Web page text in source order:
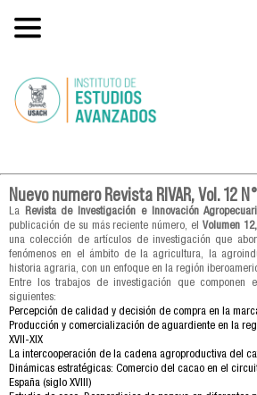
Nuevo numero Revista RIVAR, Vol. 12
La Revista de Investigación e Innovación
publicación de su más reciente número, el Volumen
una colección de artículos de investigación que
fenómenos en el ámbito de la agricultura, la
historia agraria, con un enfoque en la región
Entre los trabajos de investigación que componen
siguientes:
Percepción de calidad y decisión de compra en la
Producción y comercialización de aguardiente en la
XVII-XIX
La intercooperación de la cadena agroproductiva del
Dinámicas estratégicas: Comercio del cacao en el
España (siglo XVIII)